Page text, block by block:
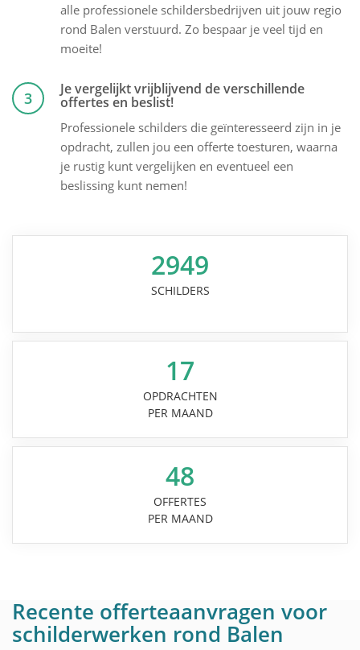
alle professionele schildersbedrijven uit jouw regio
rond Balen verstuurd. Zo bespaar je veel tijd en
moeite!
3 Je vergelijkt vrijblijvend de verschillende
offertes en beslist!
Professionele schilders die geïnteresseerd zijn in je
opdracht, zullen jou een offerte toesturen, waarna
je rustig kunt vergelijken en eventueel een
beslissing kunt nemen!
2949
SCHILDERS
17
OPDRACHTEN
PER MAAND
48
OFFERTES
PER MAAND
Recente offerteaanvragen voor
schilderwerken rond Balen